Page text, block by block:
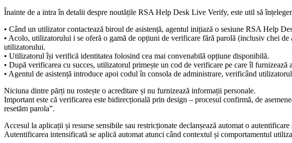
Înainte de a intra în detalii despre noutățile RSA Help Desk Live Verify, este util să
• Când un utilizator contactează biroul de asistență, agentul inițiază o sesiune RSA Help
• Acolo, utilizatorului i se oferă o gamă de opțiuni de verificare fără parolă (inclusiv chei
utilizatorului.
• Utilizatorul își verifică identitatea folosind cea mai convenabilă opțiune disponibilă.
• După verificarea cu succes, utilizatorul primește un cod de verificare pe care îl furnizează
• Agentul de asistență introduce apoi codul în consola de administrare, verificând
Niciuna dintre părți nu rostește o acreditare și nu furnizează informații personale.
Important este că verificarea este bidirecțională prin design – procesul confirmă, de
resetăm parola”.
Accesul la aplicații și resurse sensibile sau restricționate declanșează automat o
Autentificarea intensificată se aplică automat atunci când contextul și comportamentul